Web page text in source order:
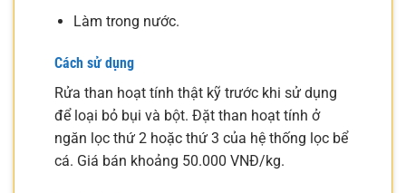
Làm trong nước.
Cách sử dụng
Rửa than hoạt tính thật kỹ trước khi sử dụng
để loại bỏ bụi và bột. Đặt than hoạt tính ở
ngăn lọc thứ 2 hoặc thứ 3 của hệ thống lọc bể
cá. Giá bán khoảng 50.000 VNĐ/kg.